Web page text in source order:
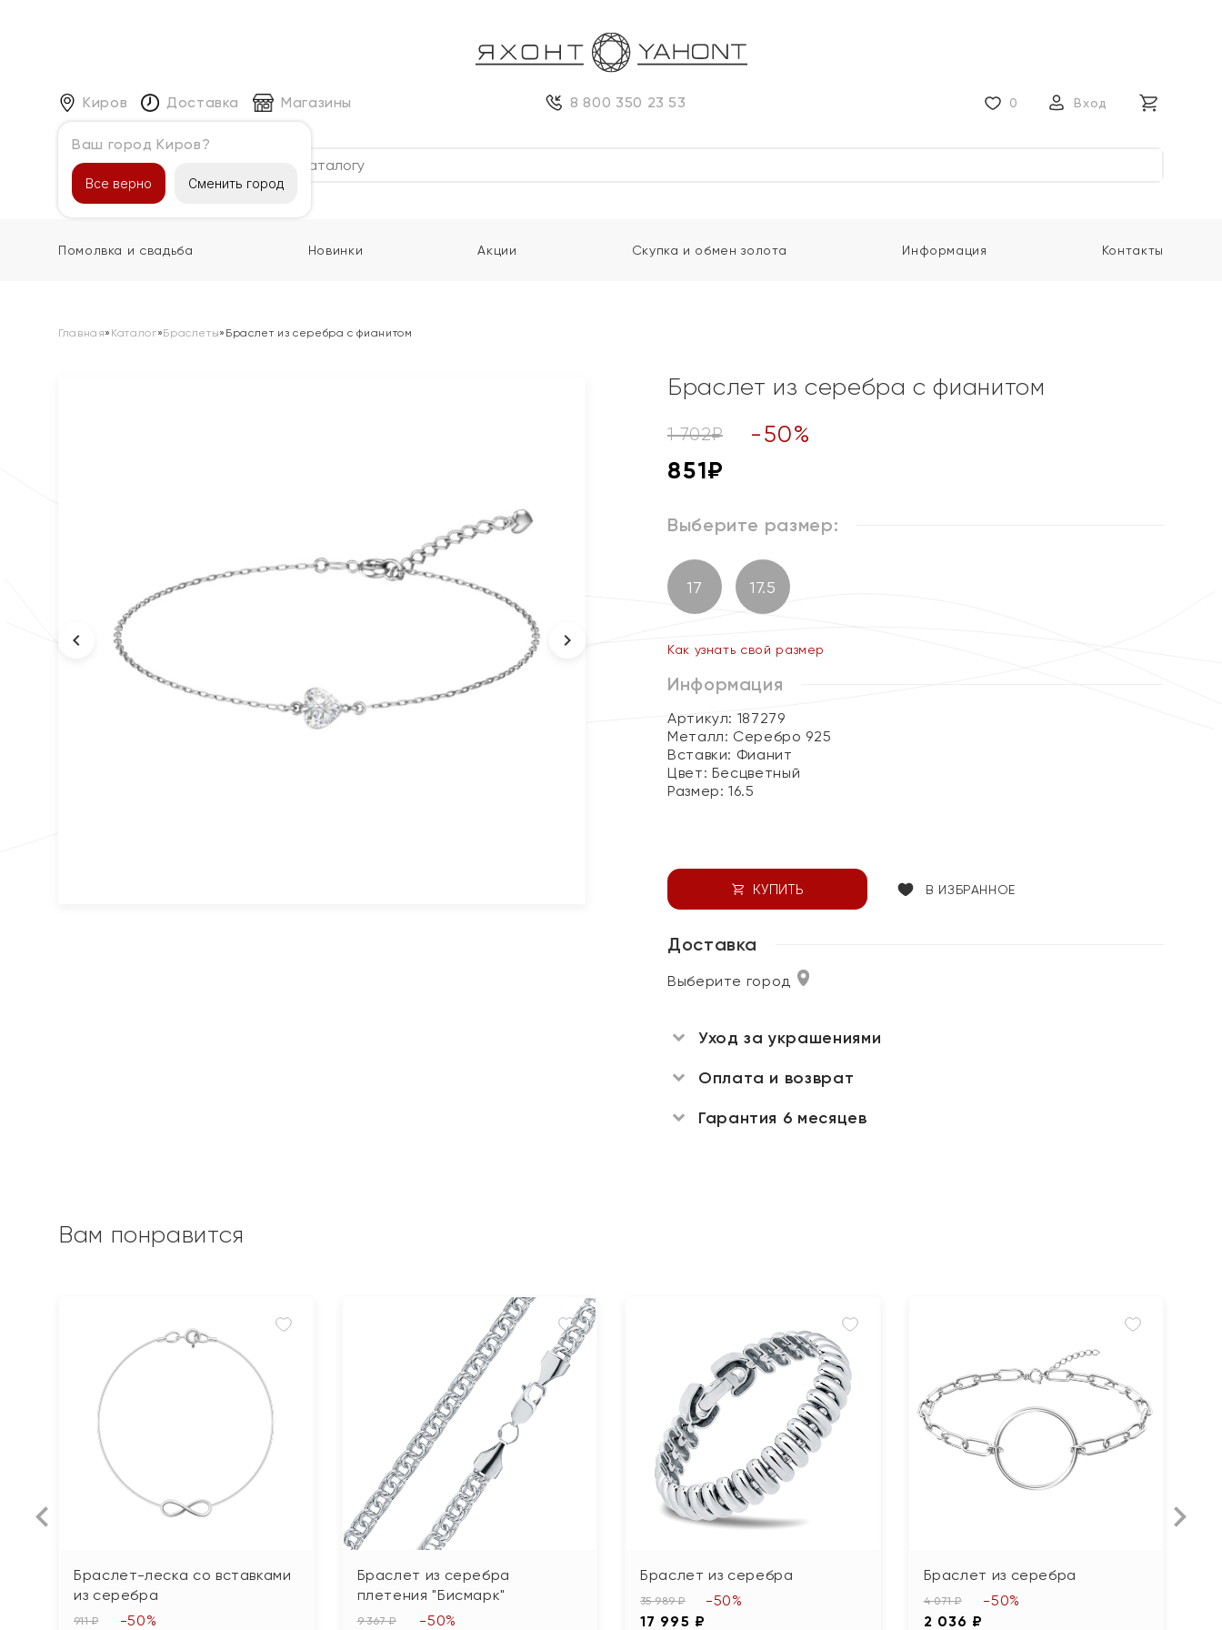
Киров
Ваш город Киров?
Все верно Сменить город
Доставка Магазины 8 800 350 23 53 0 Вход
Каталог
Помолвка и свадьба Новинки Акции Скупка и обмен золота Информация Контакты
Главная» Каталог»Браслеты» Браслет из серебра с фианитом
Браслет из серебра с фианитом
1 702₽ -50%
851₽
Выберите размер:
17 17.5
Как узнать свой размер
Информация
Артикул: 187279
Металл: Серебро 925
Вставки: Фианит
Цвет: Бесцветный
Размер:16.5
КУПИТЬ В ИЗБРАННОЕ
Доставка
Выберите город
Уход за украшениями
Оплата и возврат
Гарантия 6 месяцев
Вам понравится
Браслет-леска со вставками
из серебра
911 ₽ -50%
Браслет из серебра
плетения "Бисмарк"
9 367 ₽ -50%
Браслет из серебра
35 989 ₽
17 995 ₽
-50%
Браслет из серебра
4 071 ₽
2 036 ₽
-50%